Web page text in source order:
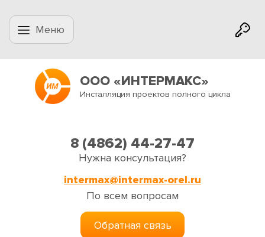
Меню
ООО «ИНТЕРМАКС»
Инсталляция проектов полного цикла
8 (4862) 44-27-47
Нужна консультация?
intermax@intermax-orel.ru
По всем вопросам
Обратная связь